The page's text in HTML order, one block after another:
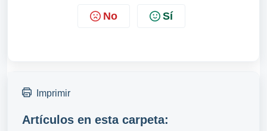
No Sí
Imprimir
Artículos en esta carpeta: